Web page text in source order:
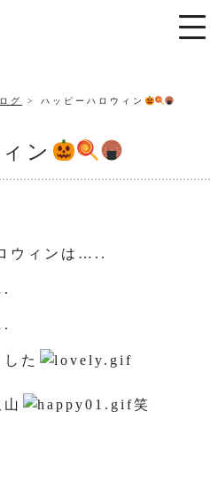
グ ハッピーハロウィン
ン
ウィンは…..
た
笑